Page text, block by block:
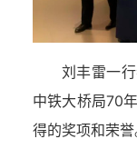
刘丰雷一
中铁大桥局70
得的奖项和荣誉